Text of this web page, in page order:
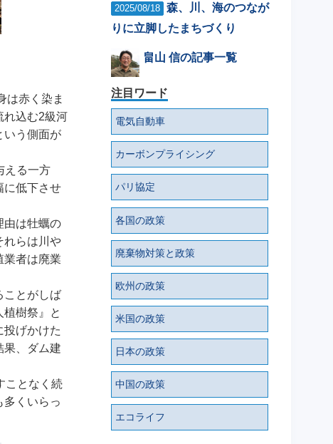
は赤く染ま
れ込む2級河
いう側面が
える一方
に低下させ
由は牡蠣の
れらは川や
業者は廃業
ことがしば
樹祭』と
げかけた
果、ダム建
ことなく続
くいらっ
2025/08/18 森、川、海のつなが
りに立脚したまちづくり
畠山 信の記事一覧
注目ワード
電気自動車
カーボンプライシング
パリ協定
各国の政策
廃棄物対策と政策
欧州の政策
米国の政策
日本の政策
中国の政策
エコライフ